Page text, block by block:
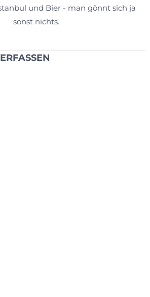
und Bier - man gönnt sich ja
sonst nichts.